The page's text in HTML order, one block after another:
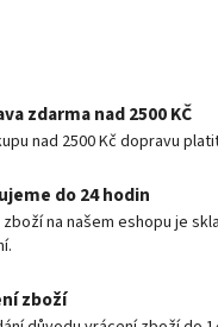
zdarma nad 2500 KČ
nad 2500 Kč dopravu
do 24 hodin
na našem eshopu je
zboží